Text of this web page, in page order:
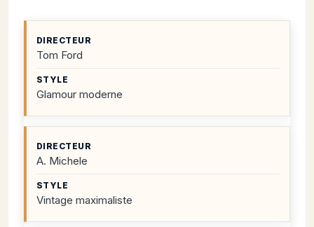
Tom Ford
Glamour moderne
A. Michele
Vintage maximaliste